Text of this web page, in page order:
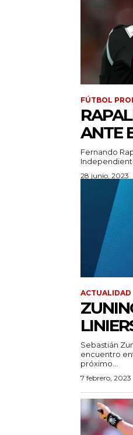
FÚTBOL
ANTE
Fernando
28 junio, 2023
ACTUALIDAD
Sebastián
encuentro
próximo...
7 febrero, 2023